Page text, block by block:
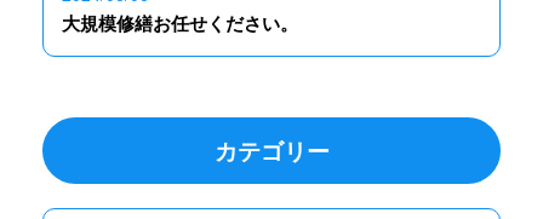
大規模修繕お任せください。
カテゴリー